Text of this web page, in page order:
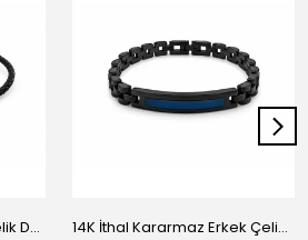
316L İtalyan Kararmaz Çelik Deri Erkek Bileklik 14K İthal Kararmaz Erkek Çelik Bileklik